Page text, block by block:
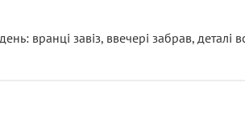
вранці завіз, ввечері забрав, деталі